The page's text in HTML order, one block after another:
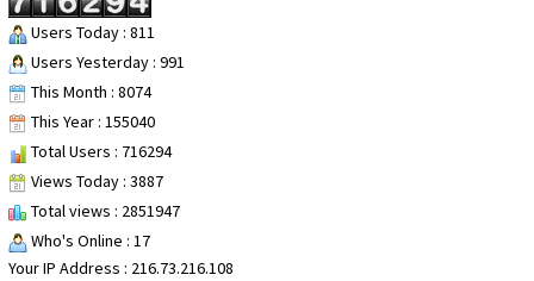
Users Today : 811
Users Yesterday : 991
This Month : 8074
This Year : 155040
Total Users : 716294
Views Today : 3887
Total views : 2851947
Who's Online : 17
Your IP Address : 216.73.216.108